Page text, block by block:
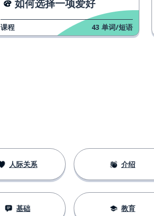
如何选择一项爱好
课程 43 单词/短语
人际关系 介绍
基础 教育